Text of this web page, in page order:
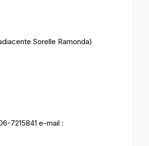
Sorelle Ramonda)
7215841 e-mail :